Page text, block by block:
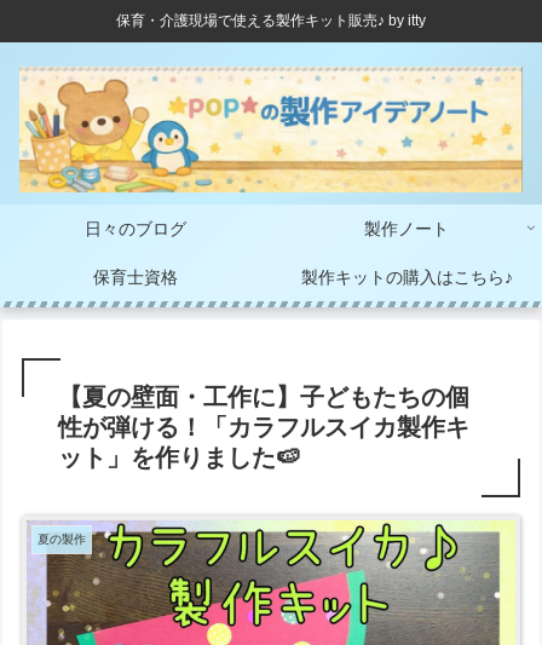
保育・介護現場で使える製作キット販売♪ by itty
日々のブログ 製作ノート
保育士資格 製作キットの購入はこちら♪
【夏の壁面・工作に】子どもたちの個
性が弾ける！「カラフルスイカ製作キ
ット」を作りました🍉
夏の製作